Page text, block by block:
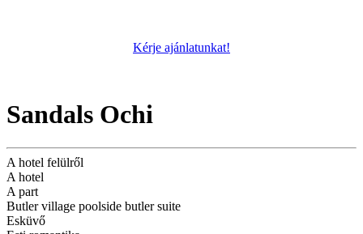
Kérje ajánlatunkat!
Sandals Ochi
A hotel felülről
A hotel
A part
Butler village poolside butler suite
Esküvő